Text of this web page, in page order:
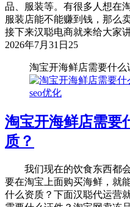
品、服装等。有很多人想在
服装店能不能赚到钱，那么
接下来汉聪电商就来给大家
2026年7月31日 25
淘宝开海鲜店需要什么
seo优化
淘宝开海鲜店需要
质？
我们现在的饮食东西都会
要在淘宝上面购买海鲜，就
什么资质？下面汉聪代运